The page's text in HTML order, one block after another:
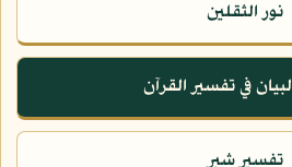
نور الثقلين
في تفسير القرآن
تفسير شبر